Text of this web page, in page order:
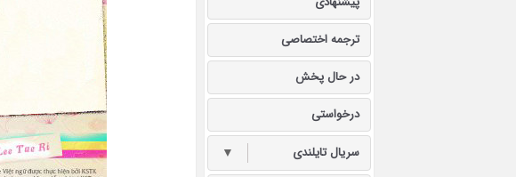
ترجمه اختصاصی
در حال پخش
درخواستی
سریال تایلندی ▼